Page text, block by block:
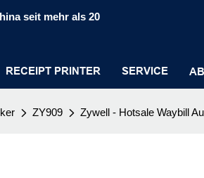
seit mehr als 20
RECEIPT PRINTER SERVICE
ZY909 Zywell - Hotsale Waybill